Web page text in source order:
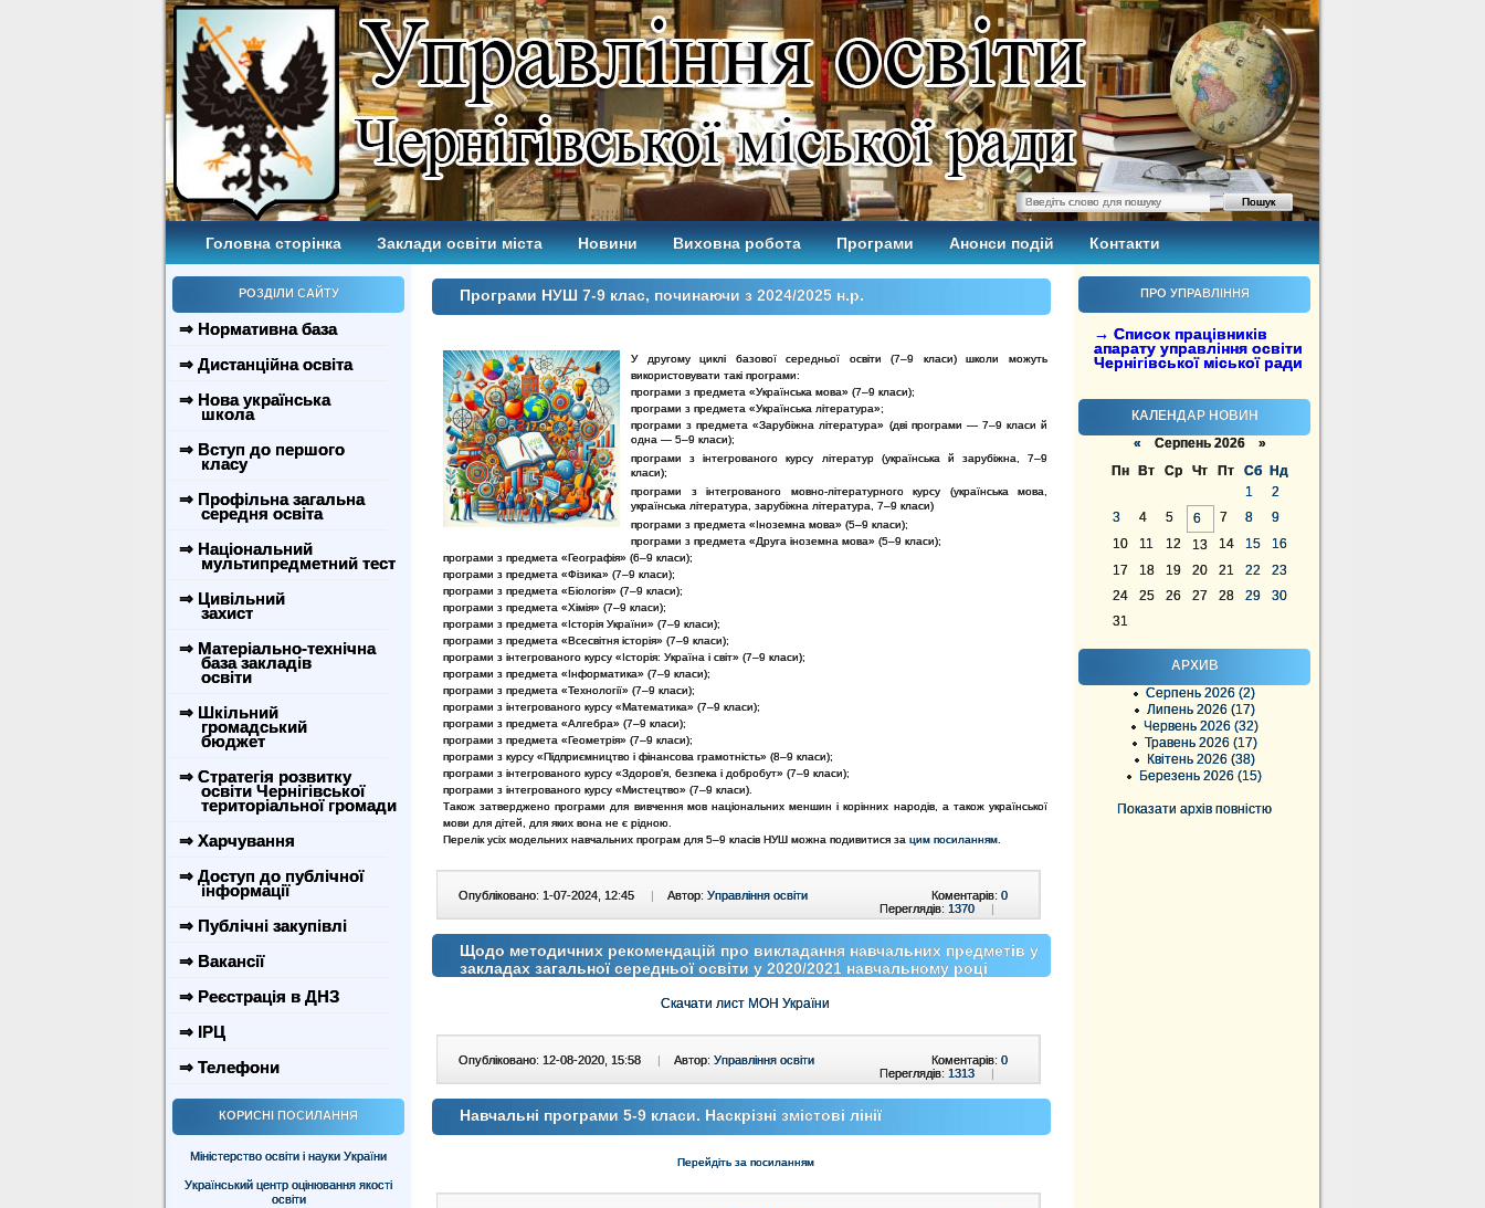
Головна сторінка Заклади освіти міста Новини Виховна робота Програми Анонси подій Контакти
РОЗДІЛИ САЙТУ
⇒ Нормативна база
⇒ Дистанційна освіта
⇒ Нова українська
школа
⇒ Вступ до першого
класу
⇒ Профільна загальна
середня освіта
⇒ Національний
мультипредметний тест
⇒ Цивільний
захист
⇒ Матеріально-технічна
база закладів
освіти
⇒ Шкільний
громадський
бюджет
⇒ Стратегія розвитку
освіти Чернігівської
територіальної громади
⇒ Харчування
⇒ Доступ до публічної
інформації
⇒ Публічні закупівлі
⇒ Вакансії
⇒ Реєстрація в ДНЗ
⇒ ІРЦ
⇒ Телефони
КОРИСНІ ПОСИЛАННЯ
Міністерство освіти і науки України
Український центр оцінювання якості
освіти
ПРО УПРАВЛІННЯ
→ Список працівників
апарату управління освіти
Чернігівської міської ради
КАЛЕНДАР НОВИН
« Серпень 2026 »
Пн
Вт Ср Чт Пт Сб
Нд
1
2
3
4 5 6 7 8
9
10
11 12 13 14 15
16
17
18 19 20 21 22
23
24
25 26 27 28 29
30
31
АРХИВ
Серпень 2026 (2)
Липень 2026 (17)
Червень 2026 (32)
Травень 2026 (17)
Квітень 2026 (38)
Березень 2026 (15)
Показати архів повністю
Програми НУШ 7-9 клас, починаючи з 2024/2025 н.р.
У другому циклі базової середньої освіти (7–9 класи) школи можуть
використовувати такі програми:
програми з предмета «Українська мова» (7–9 класи);
програми з предмета «Українська література»;
програми з предмета «Зарубіжна література» (дві програми — 7–9 класи й
одна — 5–9 класи);
програми з інтегрованого курсу літератур (українська й зарубіжна, 7–9
класи);
програми з інтегрованого мовно-літературного курсу (українська мова,
українська література, зарубіжна література, 7–9 класи)
програми з предмета «Іноземна мова» (5–9 класи);
програми з предмета «Друга іноземна мова» (5–9 класи);
програми з предмета «Географія» (6–9 класи);
програми з предмета «Фізика» (7–9 класи);
програми з предмета «Біологія» (7–9 класи);
програми з предмета «Хімія» (7–9 класи);
програми з предмета «Історія України» (7–9 класи);
програми з предмета «Всесвітня історія» (7–9 класи);
програми з інтегрованого курсу «Історія: Україна і світ» (7–9 класи);
програми з предмета «Інформатика» (7–9 класи);
програми з предмета «Технології» (7–9 класи);
програми з інтегрованого курсу «Математика» (7–9 класи);
програми з предмета «Алгебра» (7–9 класи);
програми з предмета «Геометрія» (7–9 класи);
програми з курсу «Підприємництво і фінансова грамотність» (8–9 класи);
програми з інтегрованого курсу «Здоровʼя, безпека і добробут» (7–9 класи);
програми з інтегрованого курсу «Мистецтво» (7–9 класи).
Також затверджено програми для вивчення мов національних меншин і корінних народів, а також української
мови для дітей, для яких вона не є рідною.
Перелік усіх модельних навчальних програм для 5–9 класів НУШ можна подивитися за цим посиланням
Опубліковано: 1-07-2024, 12:45 | Автор: Управління освіти Коментарів: 0
Переглядів: 1370 |
Щодо методичних рекомендацій про викладання навчальних предметів у
закладах загальної середньої освіти у 2020/2021 навчальному році
Скачати лист МОН України
Опубліковано: 12-08-2020, 15:58 | Автор: Управління освіти Коментарів: 0
Переглядів: 1313 |
Навчальні програми 5-9 класи. Наскрізні змістові лінії
Перейдіть за посиланням